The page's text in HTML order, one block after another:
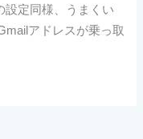
設定同様、うまくい
アドレスが乗っ取